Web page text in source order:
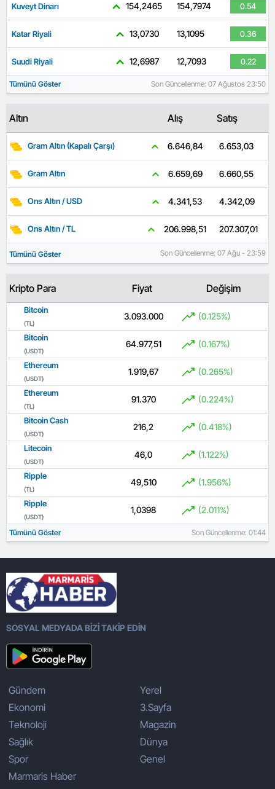
Kuveyt Dinarı 154,2465 154,7974 0.54
Katar Riyali 13,0730 13,1095 0.36
Suudi Riyali 12,6987 12,7093 0.22
Tümünü Göster Son Güncellenme: 07 Ağustos 23:50
Altın Alış Satış
Gram Altın (Kapalı Çarşı) 6.646,84 6.653,03
Gram Altın 6.659,69 6.660,55
Ons Altın / USD 4.341,53 4.342,09
Ons Altın / TL 206.998,51 207.307,01
Tümünü Göster Son Güncellenme: 07 Ağu - 23:59
Kripto Para Fiyat Değişim
Bitcoin
(TL)
3.093.000 (0.125%)
Bitcoin
(USDT)
64.977,51 (0.167%)
Ethereum
(USDT)
1.919,67 (0.265%)
Ethereum
(TL)
91.370 (0.224%)
Bitcoin Cash
(USDT)
216,2 (0.418%)
Litecoin
(USDT)
46,0 (1.122%)
Ripple
(TL)
49,510 (1.956%)
Ripple
(USDT)
1,0398 (2.011%)
Tümünü Göster Son Güncellenme: 01:44
SOSYAL MEDYADA BİZİ TAKİP EDİN
Gündem
Ekonomi
Teknoloji
Sağlık
Spor
Marmaris Haber
Yerel
3.Sayfa
Magazin
Dünya
Genel